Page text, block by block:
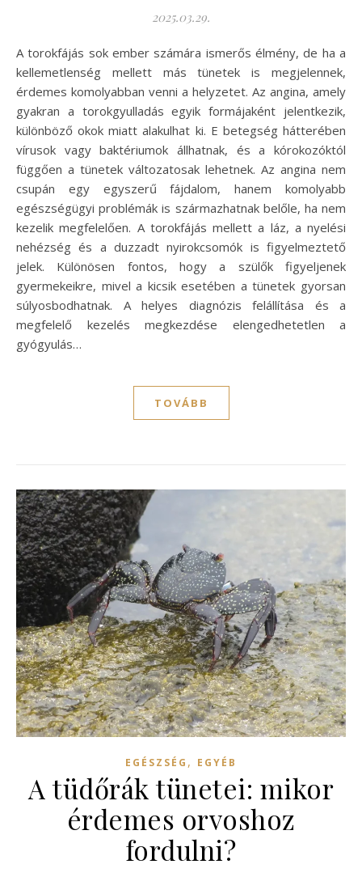
2025.03.29.
A torokfájás sok ember számára ismerős élmény, de ha a
kellemetlenség mellett más tünetek is megjelennek,
érdemes komolyabban venni a helyzetet. Az angina, amely
gyakran a torokgyulladás egyik formájaként jelentkezik,
különböző okok miatt alakulhat ki. E betegség hátterében
vírusok vagy baktériumok állhatnak, és a kórokozóktól
függően a tünetek változatosak lehetnek. Az angina nem
csupán egy egyszerű fájdalom, hanem komolyabb
egészségügyi problémák is származhatnak belőle, ha nem
kezelik megfelelően. A torokfájás mellett a láz, a nyelési
nehézség és a duzzadt nyirokcsomók is figyelmeztető
jelek. Különösen fontos, hogy a szülők figyeljenek
gyermekeikre, mivel a kicsik esetében a tünetek gyorsan
súlyosbodhatnak. A helyes diagnózis felállítása és a
megfelelő kezelés megkezdése elengedhetetlen a
gyógyulás…
TOVÁBB
EGÉSZSÉG , EGYÉB
A tüdőrák tünetei: mikor
érdemes orvoshoz
fordulni?